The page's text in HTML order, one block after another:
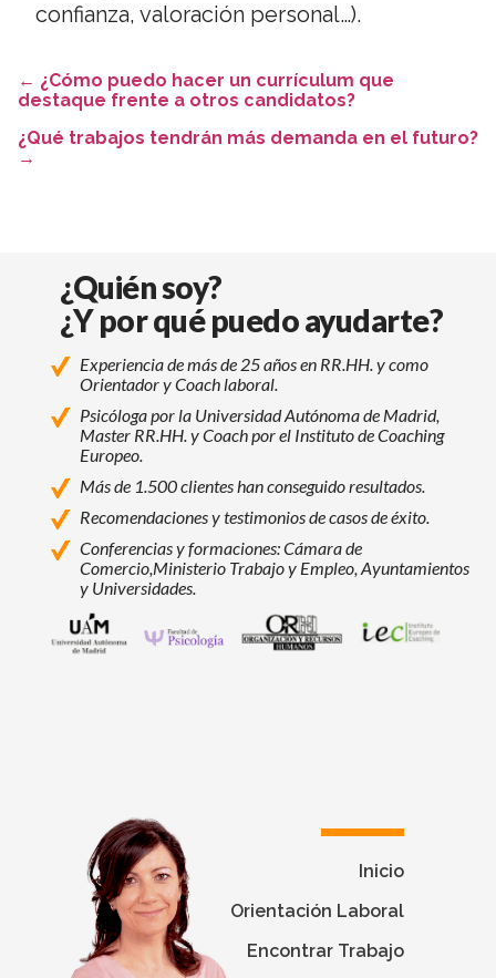
confianza, valoración personal…).
← ¿Cómo puedo hacer un currículum que
destaque frente a otros candidatos?
¿Qué trabajos tendrán más demanda en el futuro?
→
¿Quién soy?
¿Y por qué puedo ayudarte?
Experiencia de más de 25 años en RR.HH. y como
Orientador y Coach laboral.
Psicóloga por la Universidad Autónoma de Madrid,
Master RR.HH. y Coach por el Instituto de Coaching
Europeo.
Más de 1.500 clientes han conseguido resultados.
Recomendaciones y testimonios de casos de éxito.
Conferencias y formaciones: Cámara de
Comercio,Ministerio Trabajo y Empleo, Ayuntamientos
y Universidades.
Universidad Autónoma de Madrid
Facultad de Psicología - Universidad
Programas de Máster, Experto y
Instituto Europeo de
Inicio
Orientación Laboral
Encontrar Trabajo